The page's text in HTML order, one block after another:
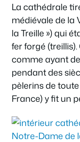
La cathédrale
médiévale de la
la Treille ») qui
fer forgé
comme ayant
pendant des
pèlerins de
France) y fit un